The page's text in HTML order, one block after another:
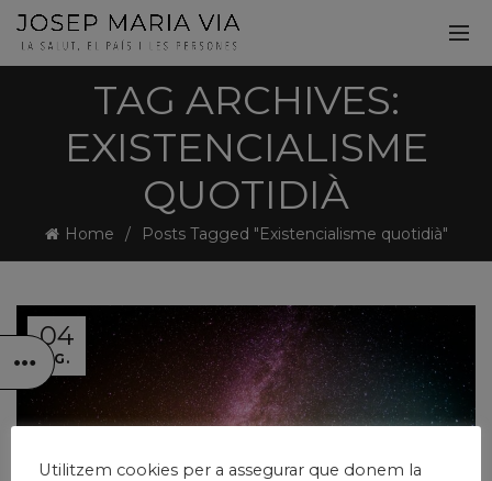
TAG ARCHIVES:
EXISTENCIALISME
QUOTIDIÀ
Home Posts Tagged "Existencialisme quotidià"
04
AG.
Utilitzem cookies per a assegurar que donem la